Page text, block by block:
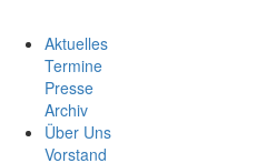
Aktuelles
Termine
Presse
Archiv
Über Uns
Vorstand